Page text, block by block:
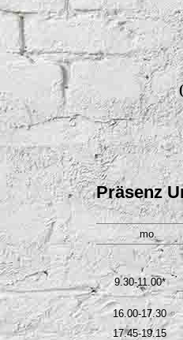
Präsenz
mo.
9.30-11.00*
16.00-17.30
17.45-19.15